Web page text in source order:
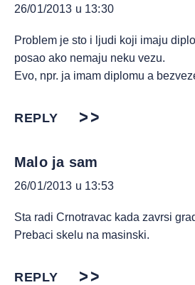
26/01/2013 u 13:30
Problem je sto i ljudi koji imaju
posao ako nemaju neku vezu.
Evo, npr. ja imam diplomu a
REPLY
Malo ja sam
26/01/2013 u 13:53
Sta radi Crnotravac kada zavrsi
Prebaci skelu na masinski.
REPLY